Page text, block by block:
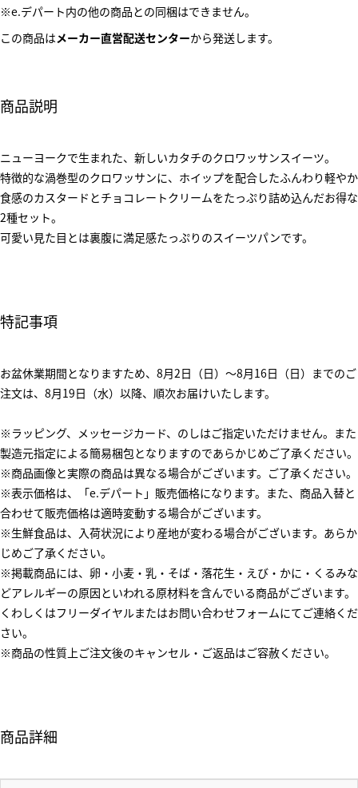
※e.デパート内の他の商品との同梱はできません。
この商品はメーカー直営配送センターから発送します。
商品説明
ニューヨークで生まれた、新しいカタチのクロワッサンスイーツ。
特徴的な渦巻型のクロワッサンに、ホイップを配合したふんわり軽やか
食感のカスタードとチョコレートクリームをたっぷり詰め込んだお得な
2種セット。
可愛い見た目とは裏腹に満足感たっぷりのスイーツパンです。
特記事項
お盆休業期間となりますため、8月2日（日）～8月16日（日）までのご
注文は、8月19日（水）以降、順次お届けいたします。
※ラッピング、メッセージカード、のしはご指定いただけません。また
製造元指定による簡易梱包となりますのであらかじめご了承ください。
※商品画像と実際の商品は異なる場合がございます。ご了承ください。
※表示価格は、「e.デパート」販売価格になります。また、商品入替と
合わせて販売価格は適時変動する場合がございます。
※生鮮食品は、入荷状況により産地が変わる場合がございます。あらか
じめご了承ください。
※掲載商品には、卵・小麦・乳・そば・落花生・えび・かに・くるみな
どアレルギーの原因といわれる原材料を含んでいる商品がございます。
くわしくはフリーダイヤルまたはお問い合わせフォームにてご連絡くだ
さい。
※商品の性質上ご注文後のキャンセル・ご返品はご容赦ください。
商品詳細